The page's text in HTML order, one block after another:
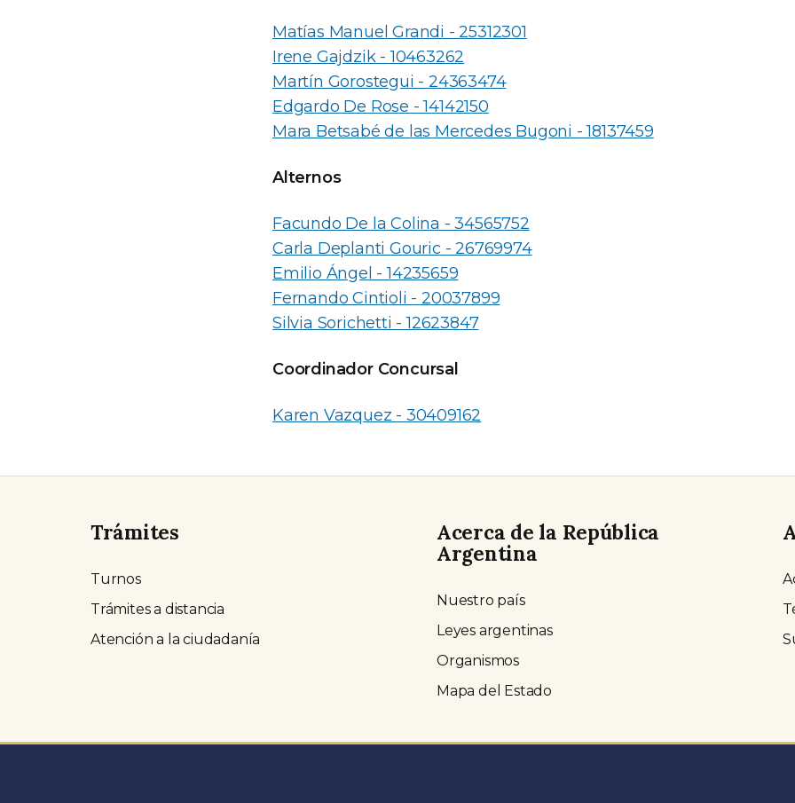
Matías Manuel Grandi - 25312301
Irene Gajdzik - 10463262
Martín Gorostegui - 24363474
Edgardo De Rose - 14142150
Mara Betsabé de las Mercedes Bugoni - 18137459
Alternos
Facundo De la Colina - 34565752
Carla Deplanti Gouric - 26769974
Emilio Ángel - 14235659
Fernando Cintioli - 20037899
Silvia Sorichetti - 12623847
Coordinador Concursal
Karen Vazquez - 30409162
Trámites
Turnos
Trámites a distancia
Atención a la ciudadanía
Acerca de la República
Argentina
Nuestro país
Leyes argentinas
Organismos
Mapa del Estado